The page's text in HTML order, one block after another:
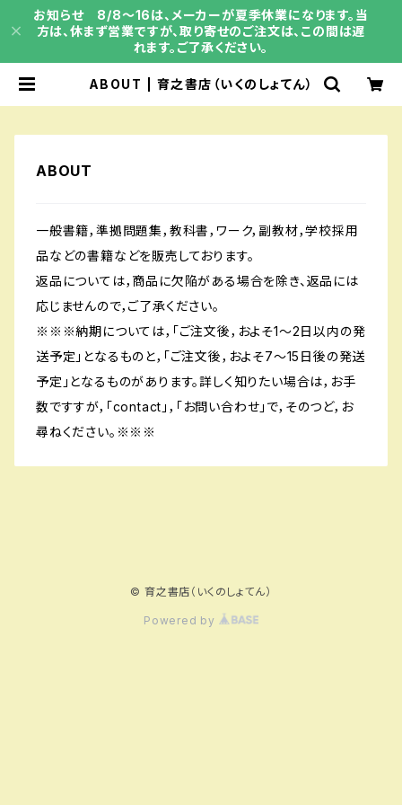
お知らせ 8/8～16は、メーカーが夏季休業になります。当
方は、休まず営業ですが、取り寄せのご注文は、この間は遅
れます。ご了承ください。
ABOUT | 育之書店（いくのしょてん）
ABOUT
一般書籍，準拠問題集，教科書，ワーク，副教材，学校採用
品などの書籍などを販売しております。
返品については，商品に欠陥がある場合を除き、返品には
応じませんので，ご了承ください。
※※※納期については，「ご注文後，およそ1～2日以内の発
送予定」となるものと，「ご注文後，およそ7～15日後の発送
予定」となるものがあります。詳しく知りたい場合は，お手
数ですすが，「contact」，「お問い合わせ」で，そのつど，お
尋ねください。※※※
© 育之書店（いくのしょてん）
Powered by